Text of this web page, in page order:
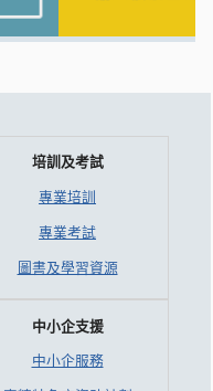
培訓及考試
專業培訓
專業考試
圖書及學習資源
中小企支援
中小企服務